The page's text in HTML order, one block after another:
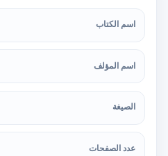
اسم الكتاب
اسم المؤلف
الصيغة
عدد الصفحات